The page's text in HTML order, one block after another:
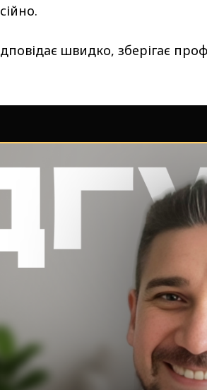
швидко, зберігає